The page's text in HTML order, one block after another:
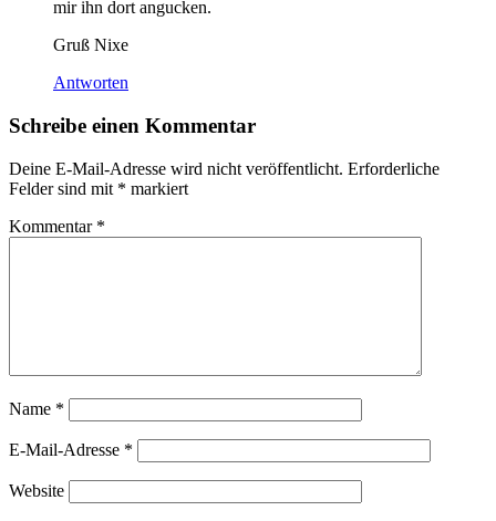
mir ihn dort angucken.
Gruß Nixe
Antworten
Schreibe einen Kommentar
Deine E-Mail-Adresse wird nicht veröffentlicht. Erforderliche
Felder sind mit * markiert
Kommentar *
Name *
E-Mail-Adresse *
Website